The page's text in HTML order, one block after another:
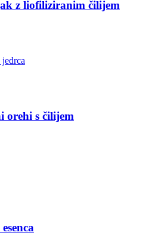
z liofiliziranim čilijem
orehi s čilijem